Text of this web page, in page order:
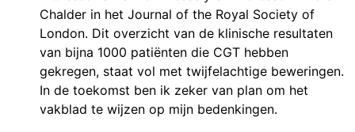
Chalder in het Journal of the Royal Society of
London. Dit overzicht van de klinische resultaten
van bijna 1000 patiënten die CGT hebben
gekregen, staat vol met twijfelachtige beweringen.
In de toekomst ben ik zeker van plan om het
vakblad te wijzen op mijn bedenkingen.